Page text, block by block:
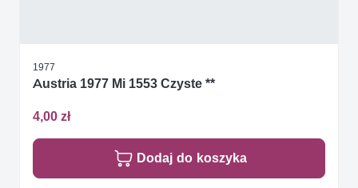
1977
Austria 1977 Mi 1553 Czyste **
4,00 zł
Dodaj do koszyka